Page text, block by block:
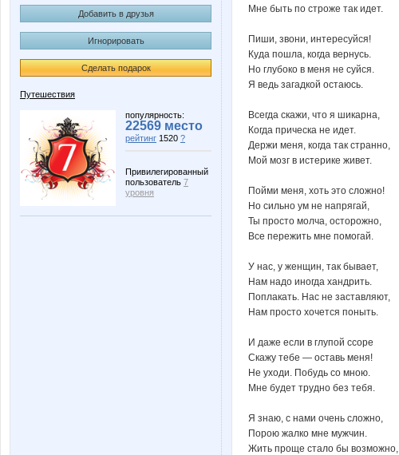
Добавить в друзья
Игнорировать
Сделать подарок
Путешествия
популярность:
22569 место
рейтинг 1520 ?
Привилегированный
пользователь 7
уровня
Мне быть по строже так идет.
Пиши, звони, интересуйся!
Куда пошла, когда вернусь.
Но глубоко в меня не суйся.
Я ведь загадкой остаюсь.
Всегда скажи, что я шикарна,
Когда прическа не идет.
Держи меня, когда так странно,
Мой мозг в истерике живет.
Пойми меня, хоть это сложно!
Но сильно ум не напрягай,
Ты просто молча, осторожно,
Все пережить мне помогай.
У нас, у женщин, так бывает,
Нам надо иногда хандрить.
Поплакать. Нас не заставляют,
Нам просто хочется поныть.
И даже если в глупой ссоре
Скажу тебе — оставь меня!
Не уходи. Побудь со мною.
Мне будет трудно без тебя.
Я знаю, с нами очень сложно,
Порою жалко мне мужчин.
Жить проще стало бы возможно,